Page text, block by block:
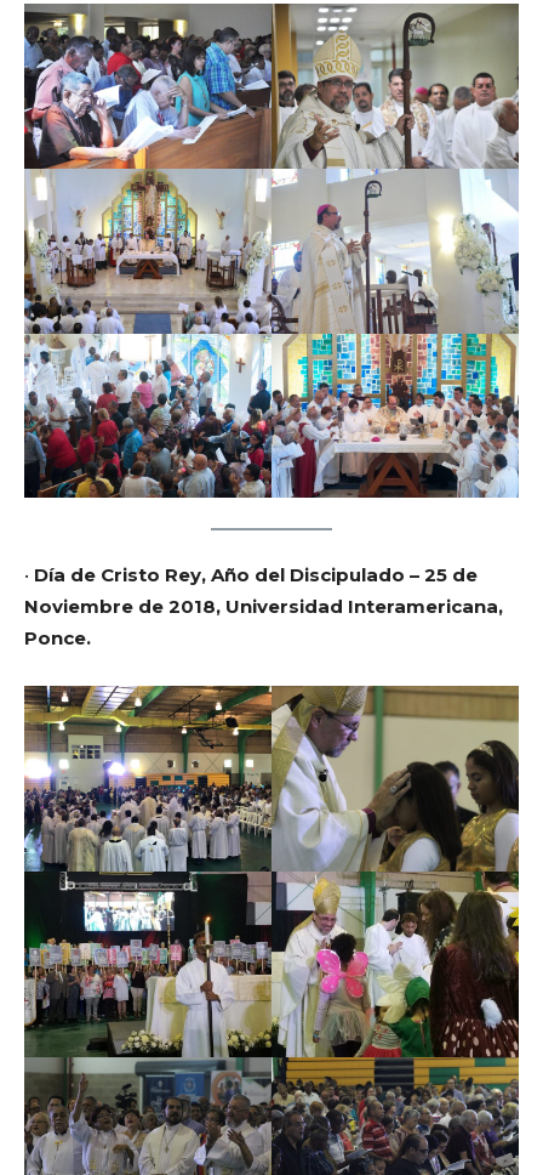
• Día de Cristo Rey, Año del Discipulado – 25 de
Noviembre de 2018, Universidad Interamericana,
Ponce.